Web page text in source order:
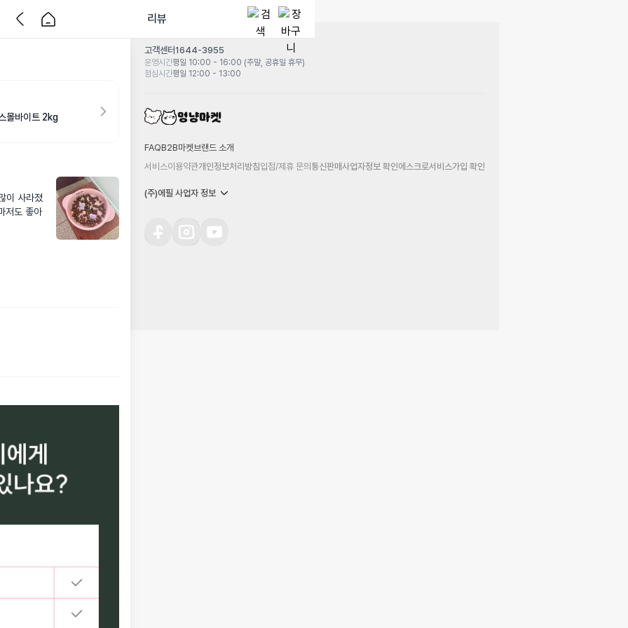
리뷰
몰바이트 2kg
이 사라졌
저도 좋아
고객센터1644-3955
운영시간평일 10:00 - 16:00 (주말, 공휴일 휴무)
점심시간평일 12:00 - 13:00
FAQB2B마켓 브랜드 소개
서비스이용약관개인정보처리방침입점/제휴 문의통신판매사업자정보 확인에스크로서비스가입 확인
(주)에필 사업자 정보